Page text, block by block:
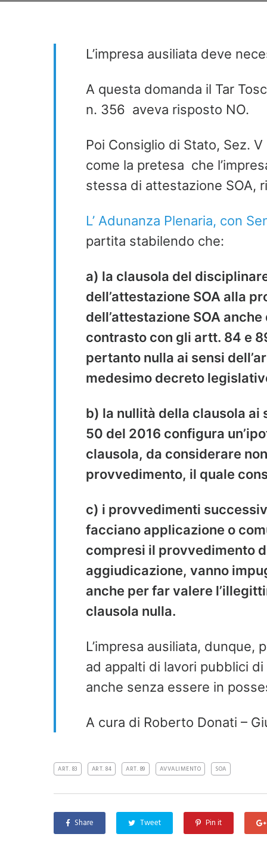
L’impresa ausiliata deve
A questa domanda il Tar
n. 356 aveva risposto NO.
Poi Consiglio di Stato, Sez.
come la pretesa che
stessa di attestazione SOA,
L’ Adunanza Plenaria, con
partita stabilendo che:
a) la clausola del
dell’attestazione SOA alla
dell’attestazione SOA
contrasto con gli artt. 84 e
pertanto nulla ai sensi
medesimo decreto
b) la nullità della clausola ai
50 del 2016 configura
clausola, da considerare
provvedimento, il quale
c) i provvedimenti
facciano applicazione o
compresi il provvedimento
aggiudicazione, vanno
anche per far valere
clausola nulla.
L’impresa ausiliata, dunque,
ad appalti di lavori pubblici
anche senza essere in
A cura di Roberto Donati –
ART. 83 ART. 84 ART. 89 AVVALIMENTO SOA
Share Tweet Pin it